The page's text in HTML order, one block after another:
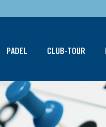
PADEL CLUB-TOUR